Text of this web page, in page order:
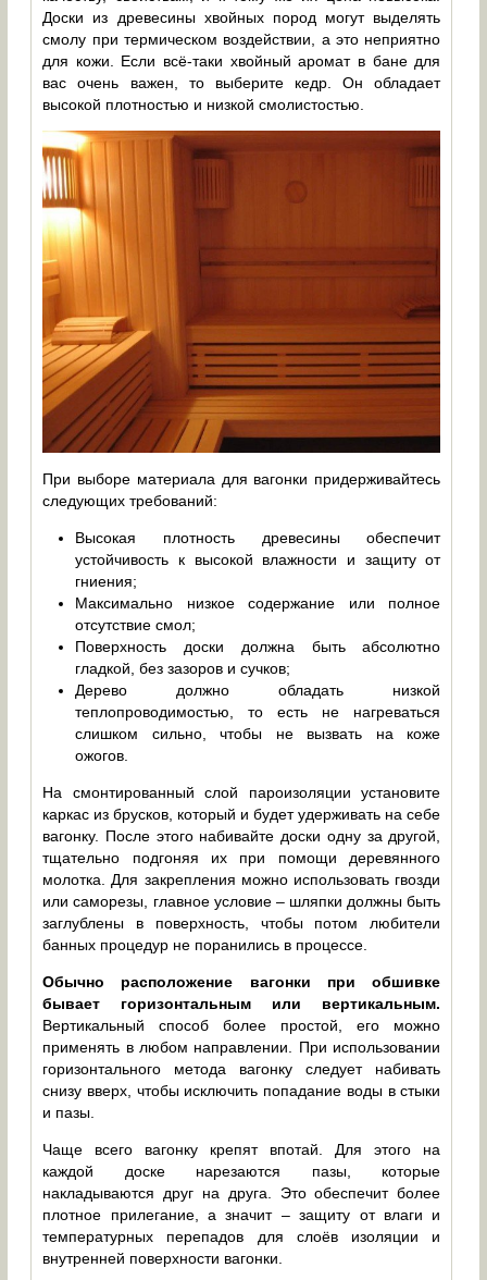
Доски из древесины хвойных пород могут выделять
смолу при термическом воздействии, а это неприятно
для кожи. Если всё-таки хвойный аромат в бане для
вас очень важен, то выберите кедр. Он обладает
высокой плотностью и низкой смолистостью.
При выборе материала для вагонки придерживайтесь
следующих требований:
Высокая плотность древесины обеспечит
устойчивость к высокой влажности и защиту от
гниения;
Максимально низкое содержание или полное
отсутствие смол;
Поверхность доски должна быть абсолютно
гладкой, без зазоров и сучков;
Дерево должно обладать низкой
теплопроводимостью, то есть не нагреваться
слишком сильно, чтобы не вызвать на коже
ожогов.
На смонтированный слой пароизоляции установите
каркас из брусков, который и будет удерживать на себе
вагонку. После этого набивайте доски одну за другой,
тщательно подгоняя их при помощи деревянного
молотка. Для закрепления можно использовать гвозди
или саморезы, главное условие – шляпки должны быть
заглублены в поверхность, чтобы потом любители
банных процедур не поранились в процессе.
Обычно расположение вагонки при обшивке
бывает горизонтальным или вертикальным.
Вертикальный способ более простой, его можно
применять в любом направлении. При использовании
горизонтального метода вагонку следует набивать
снизу вверх, чтобы исключить попадание воды в стыки
и пазы.
Чаще всего вагонку крепят впотай. Для этого на
каждой доске нарезаются пазы, которые
накладываются друг на друга. Это обеспечит более
плотное прилегание, а значит – защиту от влаги и
температурных перепадов для слоёв изоляции и
внутренней поверхности вагонки.